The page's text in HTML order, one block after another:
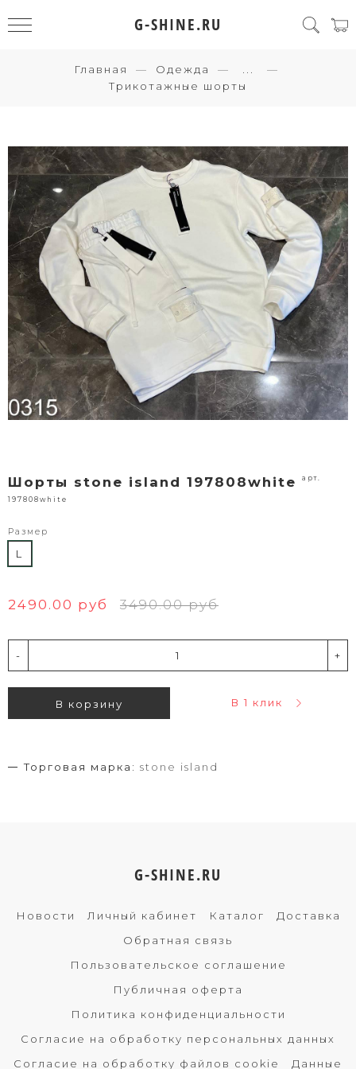
G-SHINE.RU
Главная Одежда
Трикотажные шорты
Шорты stone island 197808white арт.
197808white
Размер
L
2490.00 руб 3490.00 руб
- +
В корзину В 1 клик
Торговая марка: stone island
G-SHINE.RU
Новости Личный кабинет Каталог
Доставка
Обратная связь
Пользовательское соглашение
Публичная оферта
Политика конфиденциальности
Согласие на обработку персональных данных
Согласие на обработку файлов cookie
Данные